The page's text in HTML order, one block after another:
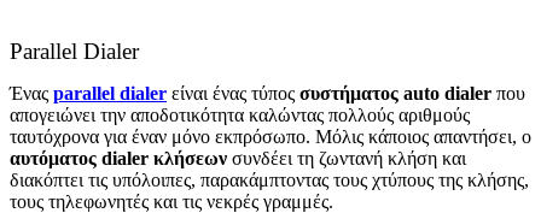
Parallel Dialer
Ένας parallel dialer είναι ένας τύπος συστήματος auto dialer που
απογειώνει την αποδοτικότητα καλώντας πολλούς αριθμούς
ταυτόχρονα για έναν μόνο εκπρόσωπο. Μόλις κάποιος απαντήσει, ο
αυτόματος dialer κλήσεων συνδέει τη ζωντανή κλήση και
διακόπτει τις υπόλοιπες, παρακάμπτοντας τους χτύπους της κλήσης,
τους τηλεφωνητές και τις νεκρές γραμμές.